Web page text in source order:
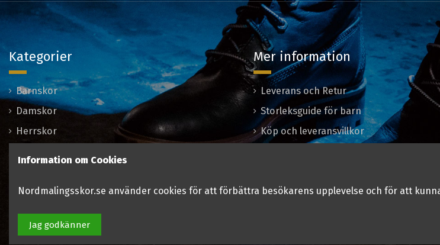
Kategorier
Barnskor
Damskor
Herrskor
Mer information
Leverans och Retur
Storleksguide för barn
Köp och leveransvillkor
Öppettider
Information om Cookies
Nordmalingsskor.se använder cookies för att förbättra besökarens upplevelse och för att
Jag godkänner